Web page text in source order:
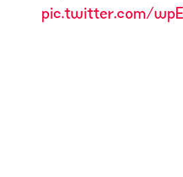
pic.twitter.com/